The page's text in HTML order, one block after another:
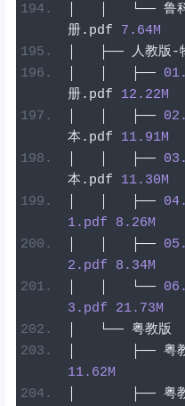
└── 鲁
册. pdf 7.64M
├──
人教版-
├── 01.
册. pdf 12.22M
├── 02 .
本 . pdf 11.91M
├── 03 .
本 . pdf 11.30M
├── 04.
1.pdf 8.26M
├── 05 .
2 .pdf 8.34M
└── 06 .
3 .pdf 21.73M
└── 粤教版
├── 粤
11.62M
├── 粤